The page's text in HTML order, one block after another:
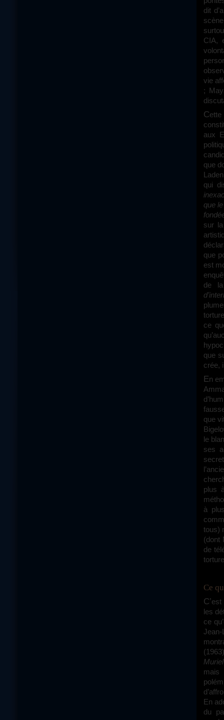
dit
CIA,
vie
;
Cette froideur, Bigelow l’applique également aux fameuses scènes de torture
aux
que
qui
que
sur
que
est
de
ce
que
crée,
En empilant les unes sur les autres les scènes d’exactions que subit l’accusé
que
le
ses
plus
à
tous)
(dont
de
Ce
C’est ici que la question du point de vue devient très politique. Ce qui révulse
les
ce
mais
En
du